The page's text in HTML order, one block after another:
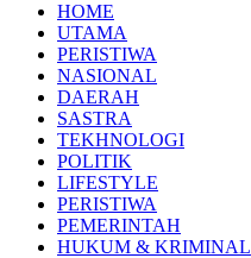
HOME
UTAMA
PERISTIWA
NASIONAL
DAERAH
SASTRA
TEKHNOLOGI
POLITIK
LIFESTYLE
PERISTIWA
PEMERINTAH
HUKUM & KRIMINAL